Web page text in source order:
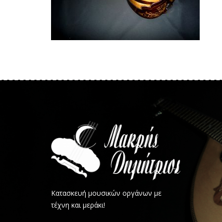
Κατασκευή μουσικών οργάνων με
τέχνη και μεράκι!